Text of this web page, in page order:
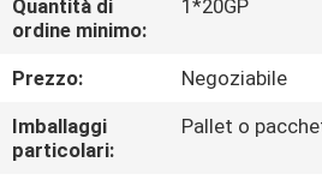
CONTROLLO
DI
QUALITÀ
Quantità di
ordine minimo:
1*20GP
Prezzo:
Negoziabile
Imballaggi
particolari:
Pallet o